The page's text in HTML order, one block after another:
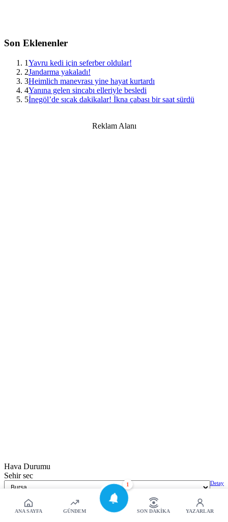
ANA SAYFA GÜNDEM
1
SON DAKIKA YAZARLAR
Son Eklenenler
1Yavru kedi için seferber oldular!
2Jandarma yakaladı!
3Heimlich manevrası yine hayat kurtardı
4Yanına gelen sincabı elleriyle besledi
5İnegöl’de sıcak dakikalar! İkna çabası bir saat sürdü
Reklam Alanı
Hava Durumu
Sehir sec
Detay
Bursa